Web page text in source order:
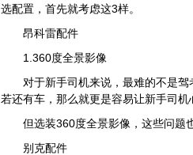
选配置，首先就考虑这3样。
昂科雷配件
1.360度全景影像
对于新手司机来说，最难的不是
若还有车，那么就更是容易让新手司机
但选装360度全景影像，这些问题
别克配件